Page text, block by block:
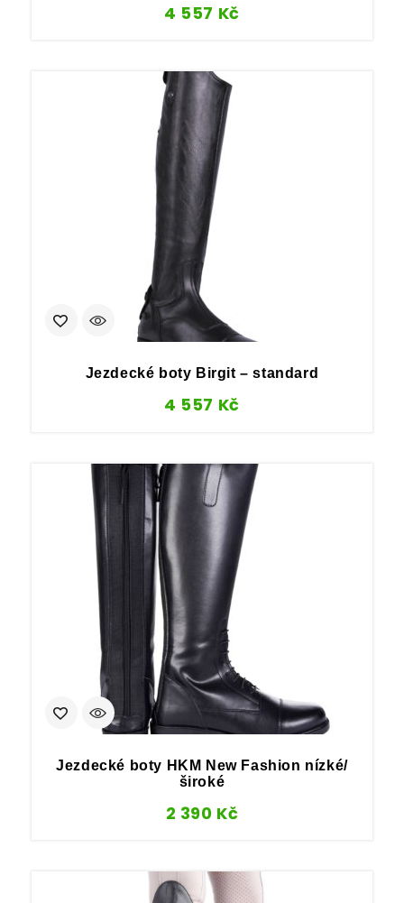
4 557 Kč
Jezdecké boty Birgit – standard
4 557 Kč
Jezdecké boty HKM New Fashion nízké/
široké
2 390 Kč